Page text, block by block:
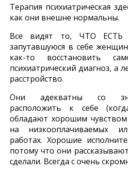
Терапия психиатрическая
как они внешне нормальны.
Все видят то, ЧТО
запутавшуюся в себе
как-то восстановить
психиатрический диагноз, а
расстройство.
Они адекватны со
расположить к себе
обладают хорошим
на низкооплачиваемых
работах. Хорошие
потому что они
сделали. Всегда с очень